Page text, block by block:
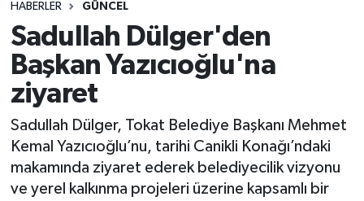
HABERLER GÜNCEL
Sadullah Dülger'den
Başkan Yazıcıoğlu'na
ziyaret
Sadullah Dülger, Tokat Belediye Başkanı Mehmet
Kemal Yazıcıoğlu’nu, tarihi Canikli Konağı’ndaki
makamında ziyaret ederek belediyecilik vizyonu
ve yerel kalkınma projeleri üzerine kapsamlı bir